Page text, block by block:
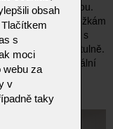
barvou.
ale pevným nožkám
a klasika s
mimořádně útulně.
vyznačuje vizuální
obsah
s
moci
webu za
v
taky